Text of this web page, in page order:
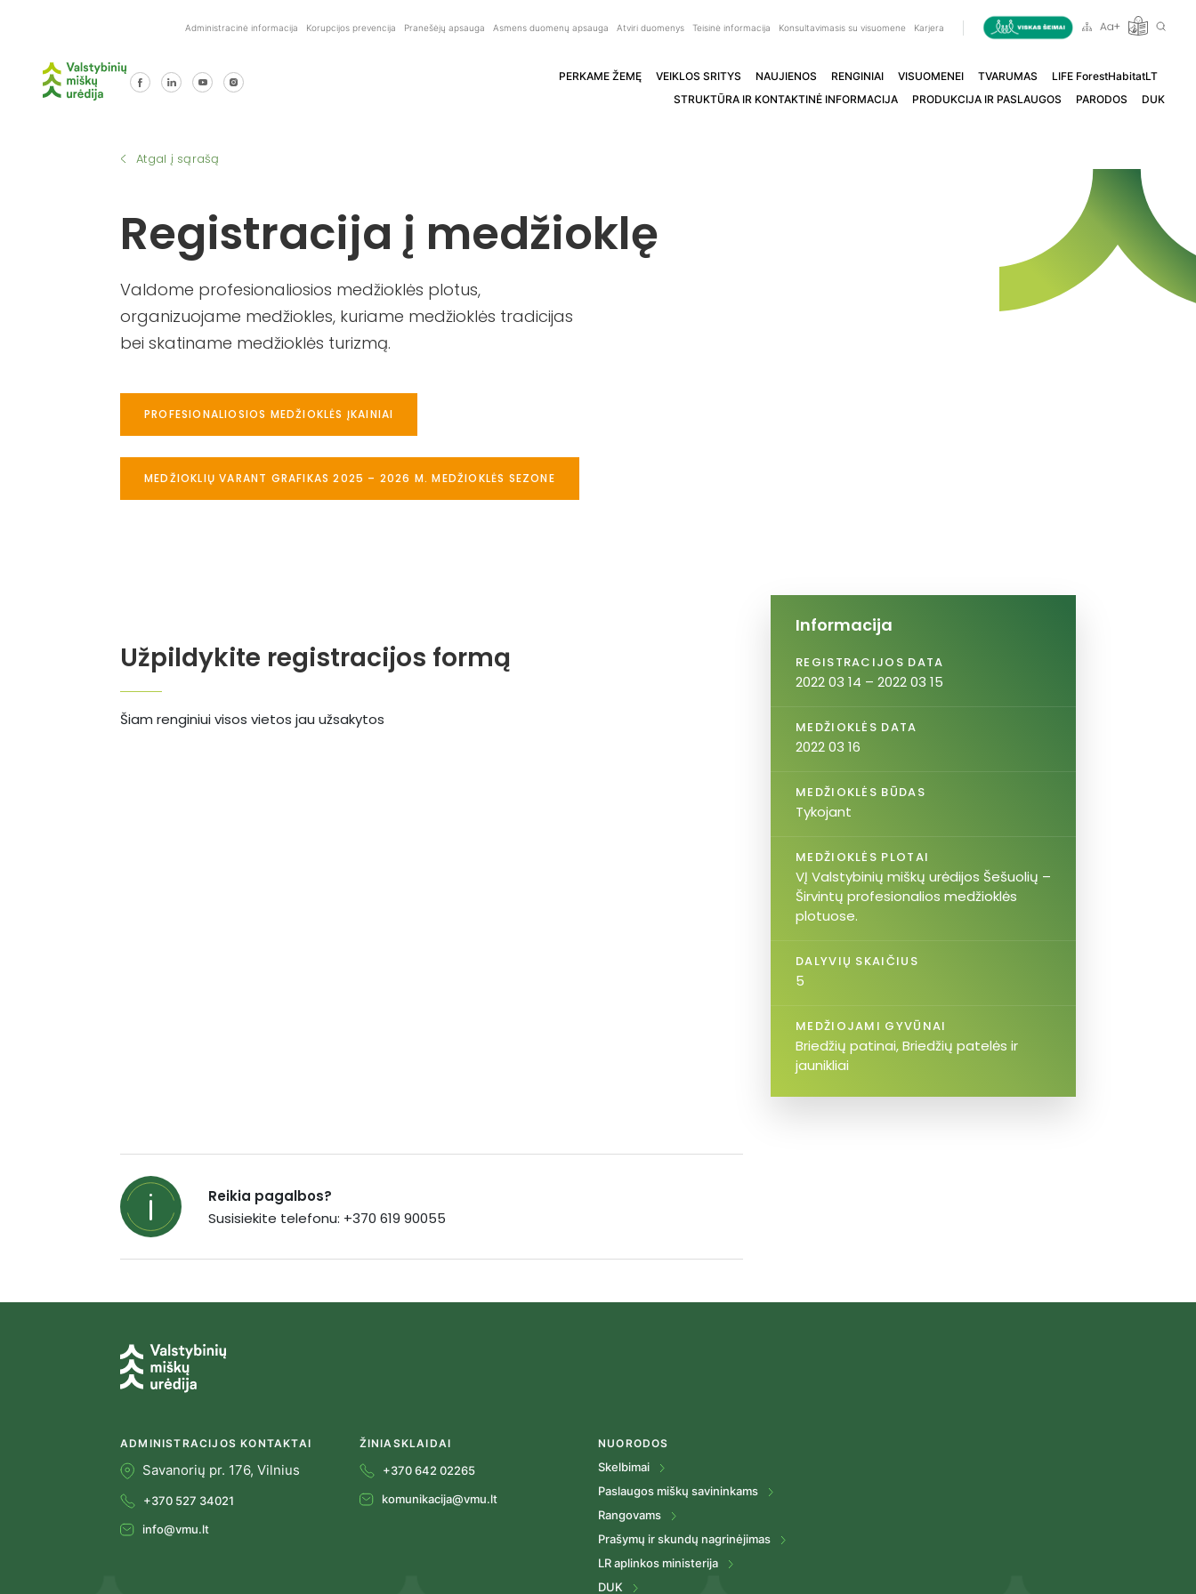
Administracinė informacija Korupcijos prevencija Pranešėjų apsauga Asmens duomenų apsauga Atviri duomenys Teisinė informacija Konsultavimasis su visuomene Karjera
PERKAME ŽEMĘ VEIKLOS SRITYS NAUJIENOS RENGINIAI VISUOMENEI TVARUMAS
LIFE ForestHabitatLT
STRUKTŪRA IR KONTAKTINĖ INFORMACIJA
PRODUKCIJA IR PASLAUGOS PARODOS DUK
Atgal į sąrašą
Registracija į medžioklę
Valdome profesionaliosios medžioklės plotus,
organizuojame medžiokles, kuriame medžioklės tradicijas
bei skatiname medžioklės turizmą.
PROFESIONALIOSIOS MEDŽIOKLĖS ĮKAINIAI
MEDŽIOKLIŲ VARANT GRAFIKAS 2025 – 2026 M. MEDŽIOKLĖS SEZONE
Užpildykite registracijos formą
Šiam renginiui visos vietos jau užsakytos
Informacija
REGISTRACIJOS DATA
2022 03 14 – 2022 03 15
MEDŽIOKLĖS DATA
2022 03 16
MEDŽIOKLĖS BŪDAS
Tykojant
MEDŽIOKLĖS PLOTAI
VĮ Valstybinių miškų urėdijos Šešuolių –
Širvintų profesionalios medžioklės
plotuose.
DALYVIŲ SKAIČIUS
5
MEDŽIOJAMI GYVŪNAI
Briedžių patinai, Briedžių patelės ir
jaunikliai
Reikia pagalbos?
Susisiekite telefonu: +370 619 90055
ADMINISTRACIJOS KONTAKTAI
Savanorių pr. 176, Vilnius
+370 527 34021
info@vmu.lt
ŽINIASKLAIDAI
+370 642 02265
komunikacija@vmu.lt
NUORODOS
Skelbimai
Paslaugos miškų savininkams
Rangovams
Prašymų ir skundų nagrinėjimas
LR aplinkos ministerija
DUK